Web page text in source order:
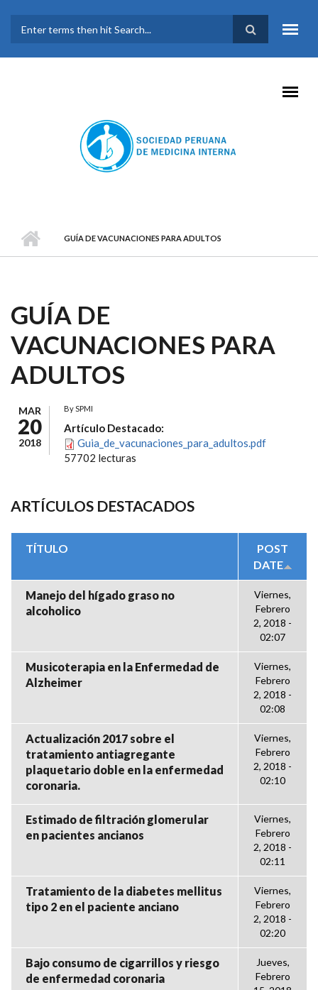
FORMULARIO DE
BÚSQUEDA
GUÍA DE VACUNACIONES PARA ADULTOS
GUÍA DE
VACUNACIONES PARA
ADULTOS
MAR
20
2018
BySPMI
Artículo Destacado:
Guia_de_vacunaciones_para_adultos.pdf
57702 lecturas
ARTÍCULOS DESTACADOS
TÍTULO
POST
DATE
Manejo del hígado graso no
alcoholico
Viernes,
Febrero
2, 2018 -
02:07
Musicoterapia en la Enfermedad de
Alzheimer
Viernes,
Febrero
2, 2018 -
02:08
Actualización 2017 sobre el
tratamiento antiagregante
plaquetario doble en la enfermedad
coronaria.
Viernes,
Febrero
2, 2018 -
02:10
Estimado de filtración glomerular
en pacientes ancianos
Viernes,
Febrero
2, 2018 -
02:11
Tratamiento de la diabetes mellitus
tipo 2 en el paciente anciano
Viernes,
Febrero
2, 2018 -
02:20
Bajo consumo de cigarrillos y riesgo
de enfermedad coronaria
Jueves,
Febrero